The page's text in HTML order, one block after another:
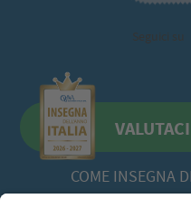
Seguici su
VALUTACI
COME INSEGNA